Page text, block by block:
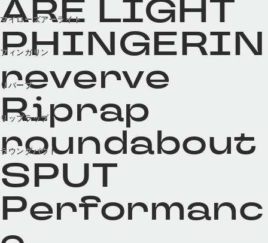
ARE LIGHT
マイローズアーライト
PHINGERIN
フィンガリン
reverve
リバーブ
Riprap
リップラップ
roundabout
ラウンダバウト
SPUT
Performanc